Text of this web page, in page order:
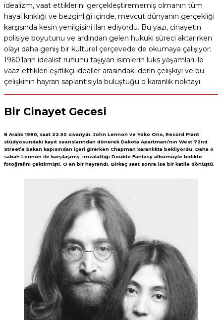
idealizm, vaat ettiklerini gerçekleştirememiş olmanın tüm
hayal kırıklığı ve bezginliği içinde, mevcut dünyanın gerçekliği
karşısında kesin yenilgisini ilan ediyordu. Bu yazı, cinayetin
polisiye boyutunu ve ardından gelen hukuki süreci aktarırken
olayı daha geniş bir kültürel çerçevede de okumaya çalışıyor:
1960’ların idealist ruhunu taşıyan isimlerin lüks yaşamları ile
vaaz ettikleri eşitlikçi idealler arasındaki derin çelişkiyi ve bu
çelişkinin hayran saplantısıyla buluştuğu o karanlık noktayı.
Bir Cinayet Gecesi
8 Aralık 1980, saat 22.50 civarıydı. John Lennon ve Yoko Ono, Record Plant
stüdyosundaki kayıt seanslarından dönerek Dakota Apartmanı’nın West 72nd
Street’e bakan kapısından içeri girerken Chapman karanlıkta bekliyordu. Daha o
sabah Lennon ile karşılaşmış; imzalattığı Double Fantasy albümüyle birlikte
fotoğrafını çektirmişti. O an bir hayrandı. Birkaç saat sonra ise bir katile dönüştü.